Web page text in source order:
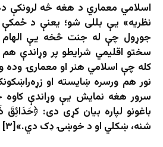
اسلامي معماري د هغه څه
نظریه» یې بللی شو؛ یعنې د
جوړول چې له جنت څخه یې الهام
سختو اقلیمي شرایطو پر وړاندې
کله چې اسلامي هنر او معمارۍ وده
نور هم ورسره ښایسته او
سرور هغه نمایش یې وړاندې کاوه
باغونو لپاره بیان کړی دی:
شنه، ښکلي او د خوښۍ ډک دي.»[۳]